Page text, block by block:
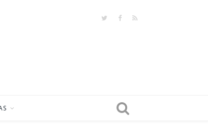
TwitterFacebook
RSS